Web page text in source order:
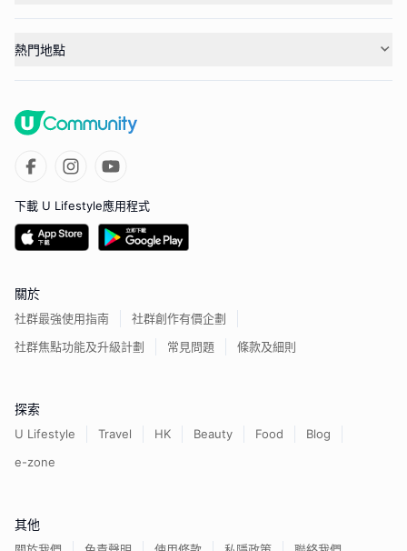
熱門地點
下載 U Lifestyle應用程式
關於
社群最強使用指南
社群創作有價企劃
社群焦點功能及升級計劃
常見問題 條款及細則
探索
U Lifestyle Travel HK Beauty Food
Blog
e-zone
其他